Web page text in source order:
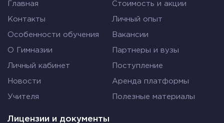
Главная Стоимость и акции
Контакты Личный опыт
Особенности обучения Вакансии
О Гимназии Партнеры и вузы
Личный кабинет Поступление
Новости Аренда платформы
Учителя Полезные материалы
Лицензии и документы